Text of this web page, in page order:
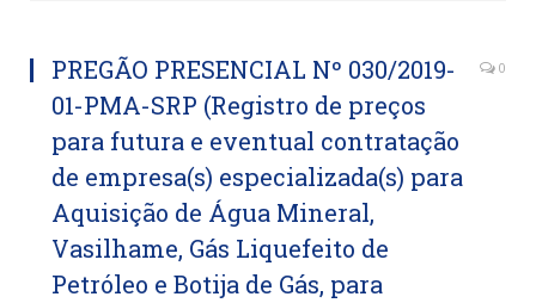
PREGÃO PRESENCIAL Nº 030/2019-
01-PMA-SRP (Registro de preços
para futura e eventual contratação
de empresa(s) especializada(s) para
Aquisição de Água Mineral,
Vasilhame, Gás Liquefeito de
Petróleo e Botija de Gás, para
0